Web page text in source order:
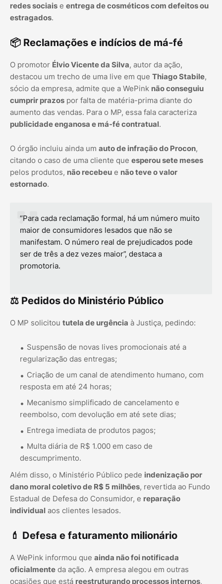
redes sociais e entrega de cosméticos com defeitos ou
estragados.
📦 Reclamações e indícios de má-fé
O promotor Élvio Vicente da Silva, autor da ação,
destacou um trecho de uma live em que Thiago Stabile,
sócio da empresa, admite que a WePink não conseguiu
cumprir prazos por falta de matéria-prima diante do
aumento das vendas. Para o MP, essa fala caracteriza
publicidade enganosa e má-fé contratual.
O órgão incluiu ainda um auto de infração do Procon,
citando o caso de uma cliente que esperou sete meses
pelos produtos, não recebeu e não teve o valor
estornado.
“Para cada reclamação formal, há um número muito
maior de consumidores lesados que não se
manifestam. O número real de prejudicados pode
ser de três a dez vezes maior”, destaca a
promotoria.
⚖️ Pedidos do Ministério Público
O MP solicitou tutela de urgência à Justiça, pedindo:
Suspensão de novas lives promocionais até a
regularização das entregas;
Criação de um canal de atendimento humano, com
resposta em até 24 horas;
Mecanismo simplificado de cancelamento e
reembolso, com devolução em até sete dias;
Entrega imediata de produtos pagos;
Multa diária de R$ 1.000 em caso de
descumprimento.
Além disso, o Ministério Público pede indenização por
dano moral coletivo de R$ 5 milhões, revertida ao Fundo
Estadual de Defesa do Consumidor, e reparação
individual aos clientes lesados.
💄 Defesa e faturamento milionário
A WePink informou que ainda não foi notificada
oficialmente da ação. A empresa alegou em outras
ocasiões que está reestruturando processos internos,